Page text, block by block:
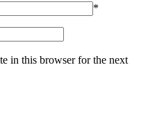
*
in this browser for the next